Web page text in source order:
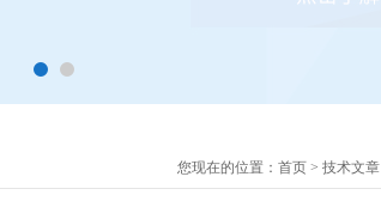
您现在的位置： 首页 > 技术文章